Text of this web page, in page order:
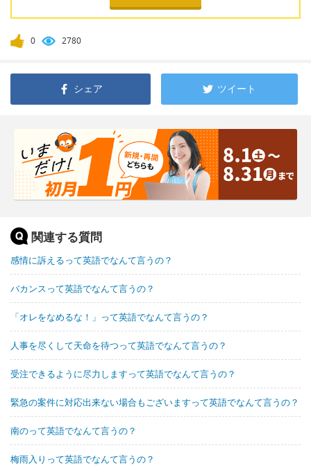
0 2780
シェア ツイート
関連する質問
感情に訴えるって英語でなんて言うの？
バカンスって英語でなんて言うの？
「オレをなめるな！」って英語でなんて言うの？
人事を尽くして天命を待つって英語でなんて言うの？
受注できるように尽力しますって英語でなんて言うの？
緊急の案件に対応出来ない場合もございますって英語でなんて言うの？
南のって英語でなんて言うの？
梅雨入りって英語でなんて言うの？